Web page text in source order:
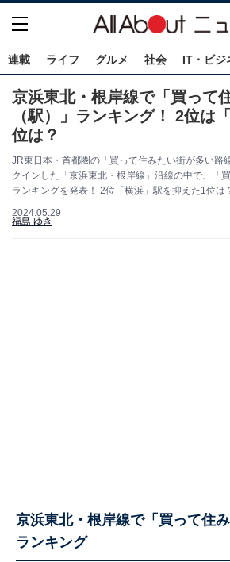
連載 ライフ グルメ 社会 IT・ビジ
京浜東北・根岸線で「買って
（駅）」ランキング！ 2位は
位は？
JR東日本・首都圏の「買って住みたい街が多い路
クインした「京浜東北・根岸線」沿線の中で、「
ランキングを発表！ 2位「横浜」駅を抑えた1位は
2024.05.29
福島 ゆき
京浜東北・根岸線で「買って住み
ランキング